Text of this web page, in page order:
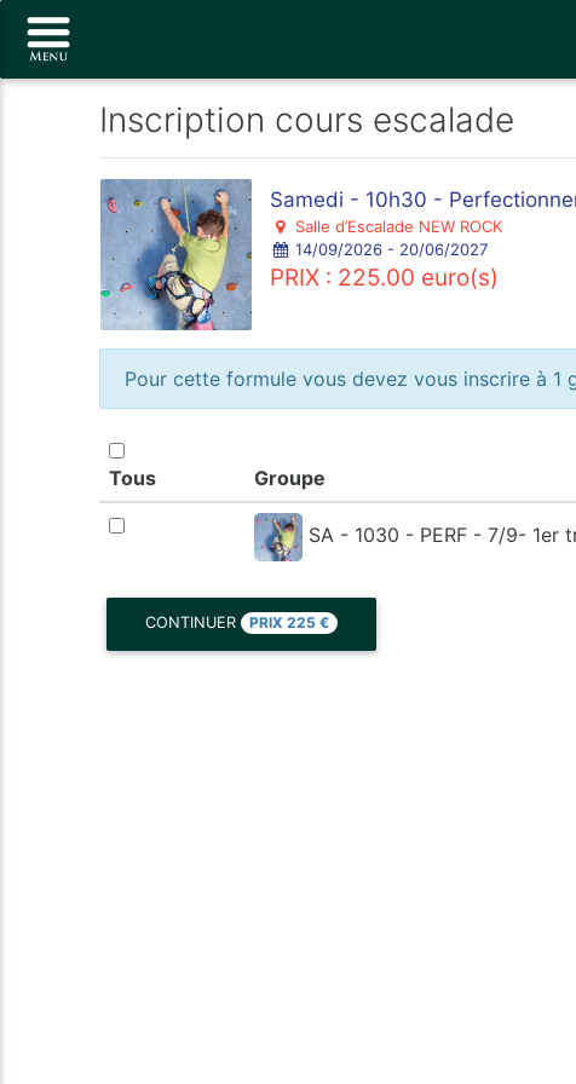
Inscription cours escalade
Samedi - 10h30 -
Salle d’Escalade NEW ROCK
14/09/2026 - 20/06/2027
PRIX : 225.00 euro(s)
Pour cette formule vous devez vous inscrire à
Tous Groupe
SA - 1030 - PERF - 7/9- 1er
CONTINUER PRIX225€